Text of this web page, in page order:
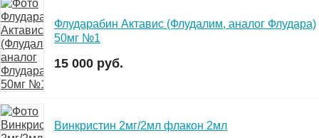
Флударабин Актавис (Флудалим, аналог Флудара)
50мг №1
15 000 руб.
Винкристин 2мг/2мл флакон 2мл